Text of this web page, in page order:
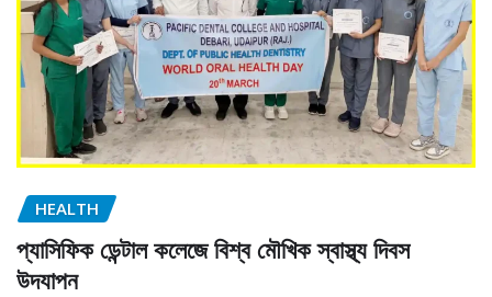
HEALTH
প্যাসিফিক ডেন্টাল কলেজে বিশ্ব মৌখিক স্বাস্থ্য দিবস
উদযাপন